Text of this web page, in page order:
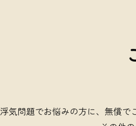
浮気問題でお悩みの方に、 無償で